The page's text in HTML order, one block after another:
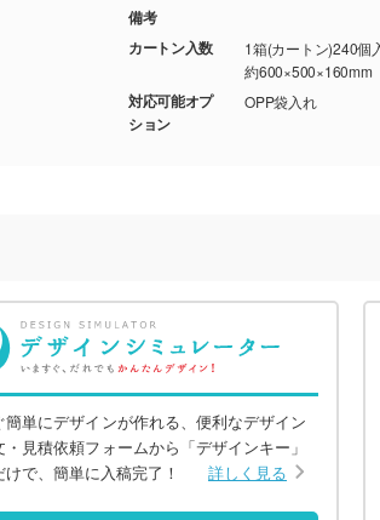
備考
カートン入数
1箱(カートン)240個
約600×500×160mm
対応可能オプ
ション
OPP袋入れ
簡単にデザインが作れる、便利なデザイン
見積依頼フォームから「デザインキー」
で、簡単に入稿完了！
詳しく見る